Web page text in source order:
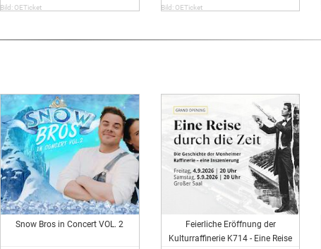
Bild: OETicket Bild: OETicket
Snow Bros in Concert VOL. 2
Feierliche Eröffnung der
Kulturraffinerie K714 - Eine Reise